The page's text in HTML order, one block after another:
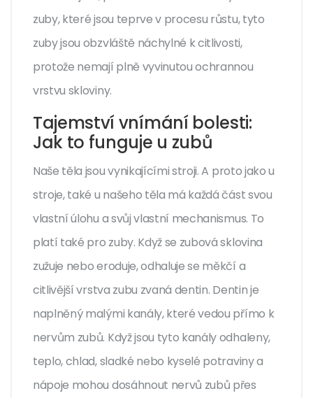
zuby, které jsou teprve v procesu růstu, tyto
zuby jsou obzvláště náchylné k citlivosti,
protože nemají plně vyvinutou ochrannou
vrstvu skloviny.
Tajemství vnímání bolesti:
Jak to funguje u zubů
Naše těla jsou vynikajícími stroji. A proto jako u
stroje, také u našeho těla má každá část svou
vlastní úlohu a svůj vlastní mechanismus. To
platí také pro zuby. Když se zubová sklovina
zužuje nebo eroduje, odhaluje se měkčí a
citlivější vrstva zubu zvaná dentin. Dentin je
naplněný malými kanály, které vedou přímo k
nervům zubů. Když jsou tyto kanály odhaleny,
teplo, chlad, sladké nebo kyselé potraviny a
nápoje mohou dosáhnout nervů zubů přes